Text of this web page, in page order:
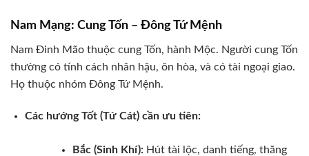
Nam Mạng: Cung Tốn – Đông Tứ Mệnh
Nam Đinh Mão thuộc cung Tốn, hành Mộc. Người cung Tốn
thường có tính cách nhân hậu, ôn hòa, và có tài ngoại giao.
Họ thuộc nhóm Đông Tứ Mệnh.
Các hướng Tốt (Tứ Cát) cần ưu tiên:
Bắc (Sinh Khí):Hút tài lộc, danh tiếng, thăng